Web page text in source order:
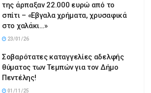
της άρπαξαν 22.000 ευρώ από το
σπίτι – «Εβγαλα χρήματα, χρυσαφικά
στο χαλάκι…»
23/01/26
Σοβαρότατες καταγγελίες αδελφής
θύματος των Τεμπών για τον Δήμο
Πεντέλης!
01/11/25